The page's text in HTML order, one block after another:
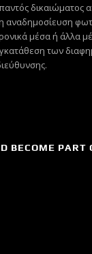
δικαιώματος
αναδημοσίευση
μέσα ή άλλα
των
BECOME PART